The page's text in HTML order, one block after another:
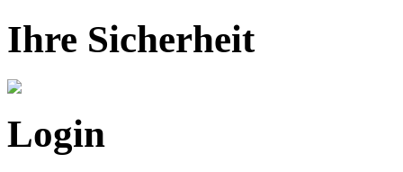
Ihre Sicherheit
Login